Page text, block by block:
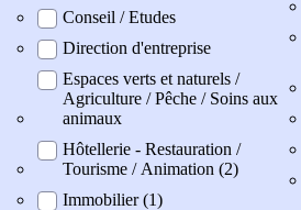
Conseil / Etudes
Direction d'entreprise
Espaces verts et naturels /
Agriculture / Pêche / Soins aux
animaux
Hôtellerie - Restauration /
Tourisme / Animation (2)
Immobilier (1)